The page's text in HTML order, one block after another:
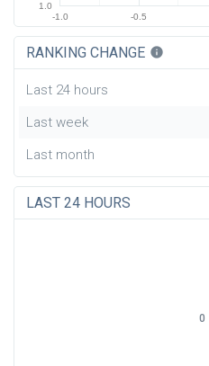
-1.0 -0.5
1.0
RANKING CHANGE info
Last 24 hours
Last week
Last month
LAST 24 HOURS
0